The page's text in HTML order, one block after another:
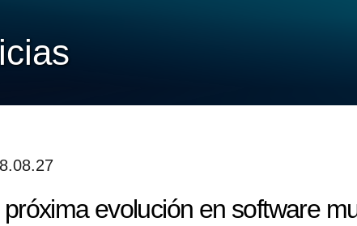
próxima evolución en software